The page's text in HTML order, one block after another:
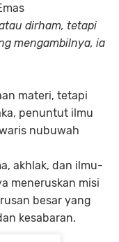
dirham, tetapi
mengambilnya, ia
materi, tetapi
penuntut ilmu
nubuwah
akhlak, dan ilmu-
meneruskan misi
besar yang
kesabaran.